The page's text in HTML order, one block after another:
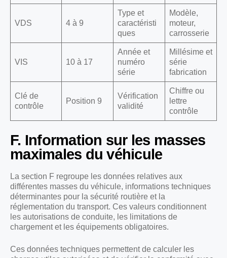
VDS 4 à 9
Type et
caractéristi
ques
Modèle,
moteur,
carrosserie
VIS 10 à 17
Année et
numéro
série
Millésime et
série
fabrication
Clé de
contrôle
Position 9
Vérification
validité
Chiffre ou
lettre
contrôle
F. Information sur les masses
maximales du véhicule
La section F regroupe les données relatives aux
différentes masses du véhicule, informations techniques
déterminantes pour la sécurité routière et la
réglementation du transport. Ces valeurs conditionnent
les autorisations de conduite, les limitations de
chargement et les équipements obligatoires.
Ces données techniques permettent de calculer les